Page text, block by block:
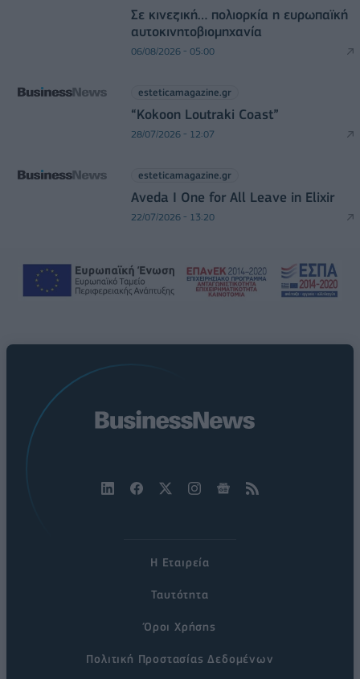
Σε κινεζική… πολιορκία η ευρωπαϊκή
αυτοκινητοβιομηχανία
06/08/2026 - 05:00
esteticamagazine.gr
“Kokoon Loutraki Coast”
28/07/2026 - 12:07
esteticamagazine.gr
Aveda I One for All Leave in Elixir
22/07/2026 - 13:20
Η Εταιρεία
Ταυτότητα
Όροι Χρήσης
Πολιτική Προστασίας Δεδομένων